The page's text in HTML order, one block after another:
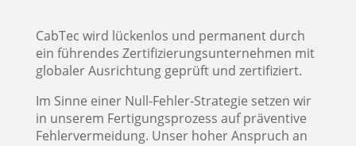
CabTec wird lückenlos und permanent durch
ein führendes Zertifizierungsunternehmen mit
globaler Ausrichtung geprüft und zertifiziert.
Im Sinne einer Null-Fehler-Strategie setzen wir
in unserem Fertigungsprozess auf präventive
Fehlervermeidung. Unser hoher Anspruch an